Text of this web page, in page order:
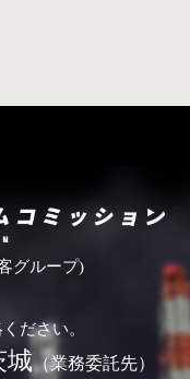
グループ)
ださい。
城（業務委託先）